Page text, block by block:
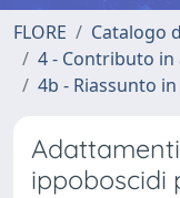
FLORE
Catalogo
4 - Contributo
4b - Riassunto
ippoboscidi